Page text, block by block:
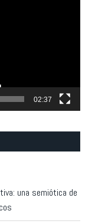
02:37
una semiótica de